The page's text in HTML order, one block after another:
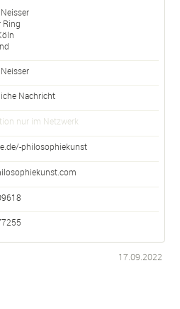
Ring
Neisser
Nachricht
nur im Netzwerk
philosophiekunst
17.09.2022